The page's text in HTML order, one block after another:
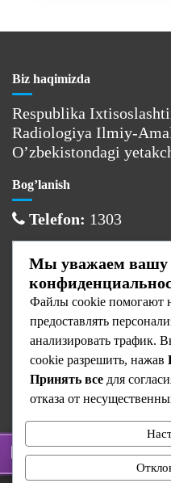
Biz haqimizda
Respublika
Radiologiya Ilmiy-
O’zbekistondagi
Bog’lanish
Telefon: 1303
Email:
Manzil:Toshkent
Ish vaqti
Dushanba:08:00 —
Sesh — Juma:
Shanba — Yaksh:
© 2025 Respublika
Мы уважаем вашу
Файлы cookie помогают
предоставлять
анализировать трафик.
cookie разрешить, нажав
Принять все для
отказа от